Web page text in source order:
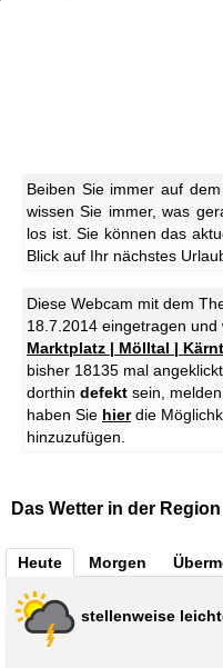
Beiben Sie immer auf
wissen Sie immer, was
los ist. Sie können das
Blick auf Ihr nächstes
Diese Webcam mit dem
18.7.2014 eingetragen und
Marktplatz | Mölltal |
bisher 18135 mal
dorthin defekt sein,
haben Sie hierdie
hinzuzufügen.
Das Wetter in der Region
Heute Morgen
stellenweise